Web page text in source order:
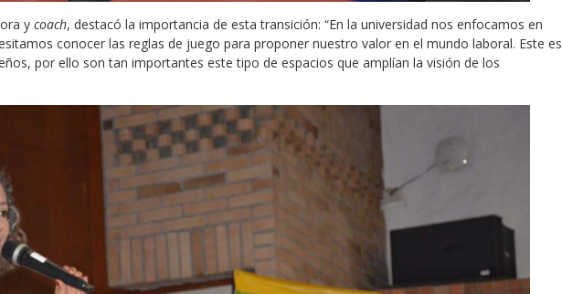
y coach, destacó la importancia de esta transición: “En la universidad nos enfocamos en
conocer las reglas de juego para proponer nuestro valor en el mundo laboral. Este es
por ello son tan importantes este tipo de espacios que amplían la visión de los